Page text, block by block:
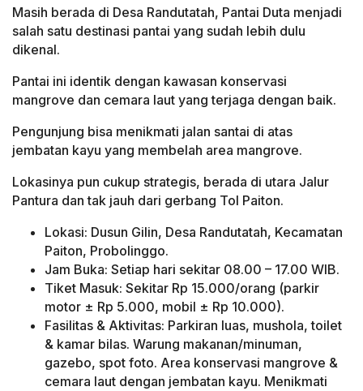
Masih berada di Desa Randutatah, Pantai Duta menjadi
salah satu destinasi pantai yang sudah lebih dulu
dikenal.
Pantai ini identik dengan kawasan konservasi
mangrove dan cemara laut yang terjaga dengan baik.
Pengunjung bisa menikmati jalan santai di atas
jembatan kayu yang membelah area mangrove.
Lokasinya pun cukup strategis, berada di utara Jalur
Pantura dan tak jauh dari gerbang Tol Paiton.
Lokasi: Dusun Gilin, Desa Randutatah, Kecamatan
Paiton, Probolinggo.
Jam Buka: Setiap hari sekitar 08.00 – 17.00 WIB.
Tiket Masuk: Sekitar Rp 15.000/orang (parkir
motor ± Rp 5.000, mobil ± Rp 10.000).
Fasilitas & Aktivitas: Parkiran luas, mushola, toilet
& kamar bilas. Warung makanan/minuman,
gazebo, spot foto. Area konservasi mangrove &
cemara laut dengan jembatan kayu. Menikmati